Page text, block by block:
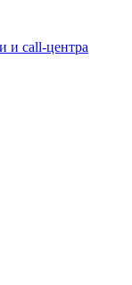
и call-центра